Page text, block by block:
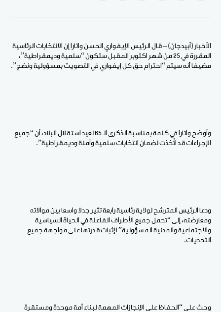
الفيسبوكPinterest
لينكد WhatsApp
الإيميل
الأخبار (أبيدجان) – قال الرئيس الإيفواري الحسن واتارا إن الانتخابات الرئاسية
المقررة في 25 من شهر اكتوبر المقبل ستكون “سلمية وديمقراطية”،
مضيفا أنه سيتم “احترام حق كل إيفواري في التصويت بمسؤولية ونضج”.
وأوضح واتارا في كلمة بمناسبة الذكرى الـ65 لعيد استقلال البلاد، أن “جميع
الإجراءات قد اتُخذت لضمان انتخابات سلمية وآمنة وديمقراطية”.
ودعا الرئيس المترشح لولاية رئاسية رابعة تثير جدلا واسعا بين موالاته
ومعارضته، إلى “تحمل جميع الأطراف الفاعلة في الحياة السياسية
والاجتماعية والمدنية المسؤولية” لإثبات قدرتها على مواجهة جميع
التحديات.
وحث على “الحفاظ على الإنجازات المهمة لبناء أمة موحدة ومستقرة